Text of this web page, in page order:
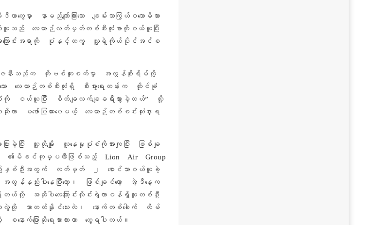
ာမည်ကျော်ကြားသော ချမ်းသာကြွယ်ဝသောမိသား
ည် လေယာဉ်လက်မှတ်တစ်စီးလုံးစာကိုဝယ်ယူပြီး
အကြောင်းအရာကို ပုံနှင့်တကွ သူ့ရဲ့ကိုယ်ပိုင်အင်စ
က်ဖို့ ဇနီးသည်က ကိုဗစ်ကူးစက်မှာ အလွန်စိုးရိမ်လို့
သော လေယာဉ်တစ်စီးလုံးရှိ စီးပွားရေးတန်းက ထိုင်ခုံ
ယ်ယူပြီး စိတ်ချလက်ချခရီးသွားခဲ့တယ်” လို့
ာ မဖော်ပြထားပေမယ့် လေယာဉ်တစ်စင်းလုံးငှားရ
ြားခဲ့ပြီး သူ့လိုမျိုး လူနေမှုပုံစံကိုအားကျပြီး ဖြစ်ချ
Air ၏မိခင်ကုမ္ပဏီဖြစ်သည့် Lion Air Group
နီးသည်နှစ်ဦးအတွက် လက်မှတ် ၂ စောင်သာဝယ်ယူခဲ့
နည်းပါးနေပြီးတော့၊ ဖြစ်ချင်တော့ အဲ့ဒီနေ့က
ယ်လို့ အဆိုပါလေကြောင်းလိုင်းရဲ့တာဝန်ရှိသူတစ်ဦး
လွဲလို့ ဘာတတ်နိုင်သေးလဲ၊ နောက်တစ်ခေါက် လိမ်
ြောဆိုရေးသားထားတာ တွေ့ရပါတယ်။